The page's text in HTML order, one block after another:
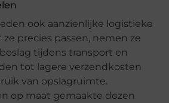
ook aanzienlijke logistieke
precies passen, nemen ze
tijdens transport en
tot lagere verzendkosten
van opslagruimte.
op maat gemaakte dozen